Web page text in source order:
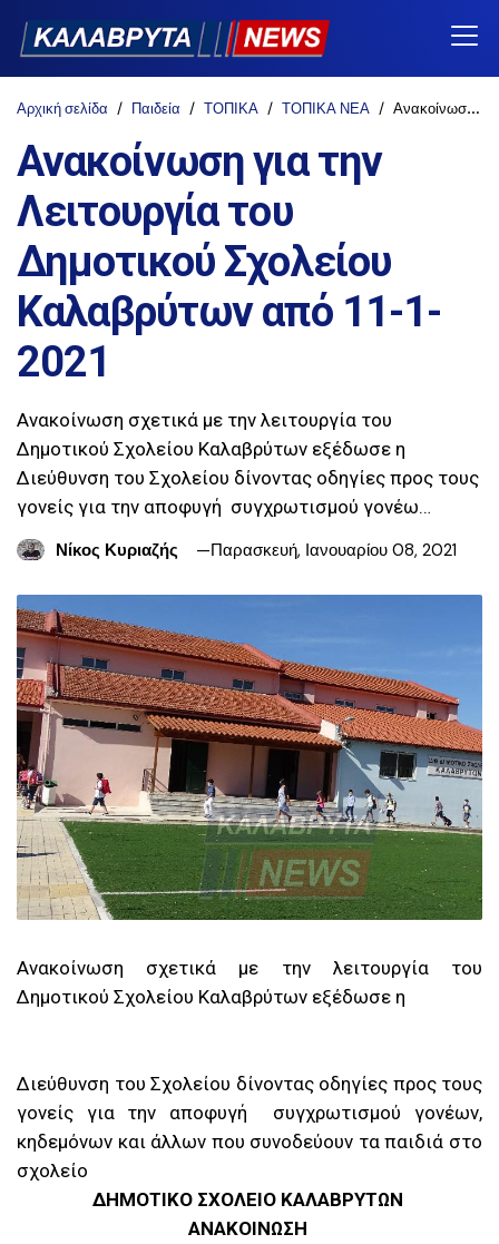
Αρχική σελίδα Παιδεία ΤΟΠΙΚΑ ΤΟΠΙΚΑ ΝΕΑ Ανακοίνωση για την Λειτουργία του Δημοτικού Σχολείου Καλαβρύτων από 11-1-2021
Ανακοίνωση για την
Λειτουργία του
Δημοτικού Σχολείου
Καλαβρύτων από 11-1-
2021
Ανακοίνωση σχετικά με την λειτουργία του
Δημοτικού Σχολείου Καλαβρύτων εξέδωσε η
Διεύθυνση του Σχολείου δίνοντας οδηγίες προς τους
γονείς για την αποφυγή συγχρωτισμού γονέω…
Νίκος Κυριαζής
Παρασκευή, Ιανουαρίου 08, 2021
Ανακοίνωση σχετικά με την λειτουργία του
Δημοτικού Σχολείου Καλαβρύτων εξέδωσε η
Διεύθυνση του Σχολείου δίνοντας οδηγίες προς τους
γονείς για την αποφυγή συγχρωτισμού γονέων,
κηδεμόνων και άλλων που συνοδεύουν τα παιδιά στο
σχολείο
ΔΗΜΟΤΙΚΟ ΣΧΟΛΕΙΟ ΚΑΛΑΒΡΥΤΩΝ
ΑΝΑΚΟΙΝΩΣΗ